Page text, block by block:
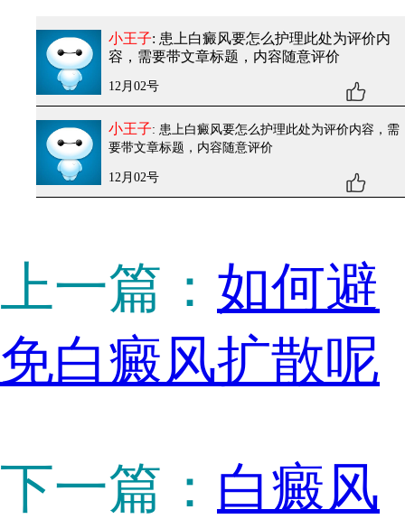
小王子: 患上白癜风要怎么护理此处为评价内
容，需要带文章标题，内容随意评价
12月02号
小王子: 患上白癜风要怎么护理此处为评价内容，需
要带文章标题，内容随意评价
12月02号
上一篇： 如何避
免白癜风扩散呢
下一篇： 白癜风